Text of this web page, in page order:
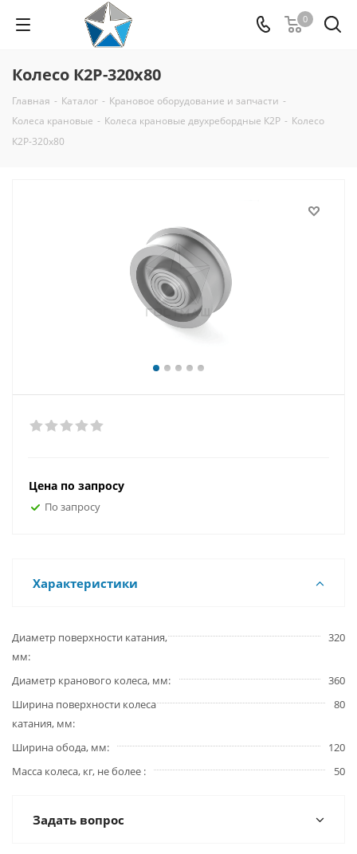
0
Колесо К2Р-320x80
Главная - Каталог - Крановое оборудование и запчасти -
Колеса крановые - Колеса крановые двухребордные К2Р - Колесо
К2Р-320x80
Цена по запросу
По запросу
Характеристики
Диаметр поверхности катания,
мм
320
Диаметр кранового колеса, мм
360
Ширина поверхности колеса
катания, мм
80
Ширина обода, мм
120
Масса колеса, кг, не более
50
Задать вопрос